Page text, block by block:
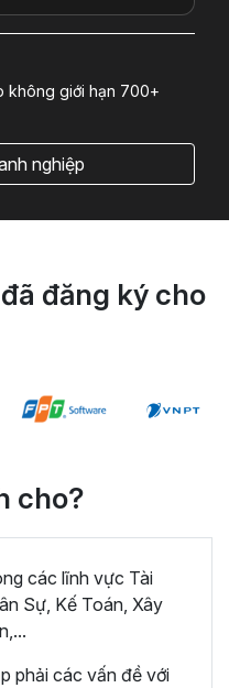
không giới hạn 700+
nghiệp
đăng ký cho
cho?
các lĩnh vực Tài
Sự, Kế Toán, Xây
phải các vấn đề với